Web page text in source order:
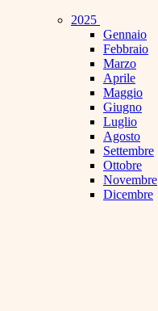
2025
Gennaio
Febbraio
Marzo
Aprile
Maggio
Giugno
Luglio
Agosto
Settembre
Ottobre
Novembre
Dicembre